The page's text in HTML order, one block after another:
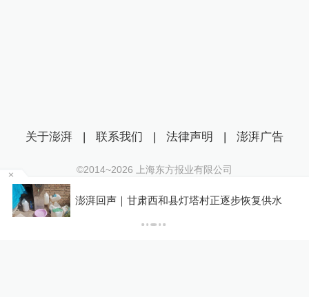
重庆“代人信访被判寻衅滋事”案检方撤诉、警方
撤案，两被告人获国赔
关于澎湃 | 联系我们 | 法律声明 | 澎湃广告
©2014~2026 上海东方报业有限公司
沪ICP证：沪B2-20170116 | 沪ICP备14003370号
互联网新闻信息服务许可证：31120170006
沪公网安备 31010602000299号